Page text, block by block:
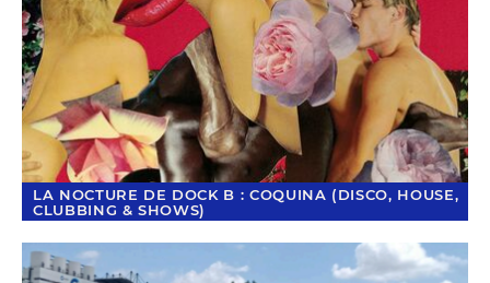
LA NOCTURE DE DOCK B : COQUINA (DISCO, HOUSE,
CLUBBING & SHOWS)